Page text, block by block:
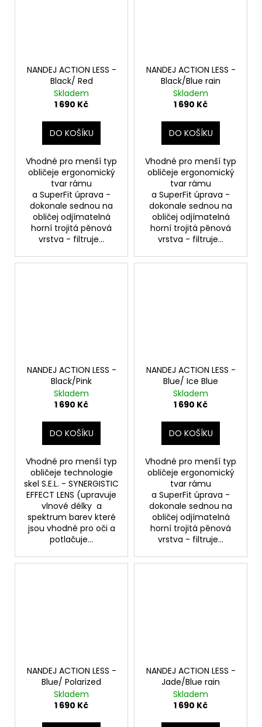
NANDEJ ACTION LESS -
Black/ Red
Skladem
1 690 Kč
DO KOŠÍKU
Vhodné pro menší typ
obličeje ergonomický
tvar rámu
a SuperFit úprava -
dokonale sednou na
obličej odjímatelná
horní trojitá pěnová
vrstva - filtruje...
NANDEJ ACTION LESS -
Black/Blue rain
Skladem
1 690 Kč
DO KOŠÍKU
Vhodné pro menší typ
obličeje ergonomický
tvar rámu
a SuperFit úprava -
dokonale sednou na
obličej odjímatelná
horní trojitá pěnová
vrstva - filtruje...
NANDEJ ACTION LESS -
Black/Pink
Skladem
1 690 Kč
DO KOŠÍKU
Vhodné pro menší typ
obličeje technologie
skel S.E.L. - SYNERGISTIC
EFFECT LENS (upravuje
vlnové délky a
spektrum barev které
jsou vhodné pro oči a
potlačuje...
NANDEJ ACTION LESS -
Blue/ Ice Blue
Skladem
1 690 Kč
DO KOŠÍKU
Vhodné pro menší typ
obličeje ergonomický
tvar rámu
a SuperFit úprava -
dokonale sednou na
obličej odjímatelná
horní trojitá pěnová
vrstva - filtruje...
NANDEJ ACTION LESS -
Blue/ Polarized
Skladem
1 690 Kč
NANDEJ ACTION LESS -
Jade/Blue rain
Skladem
1 690 Kč